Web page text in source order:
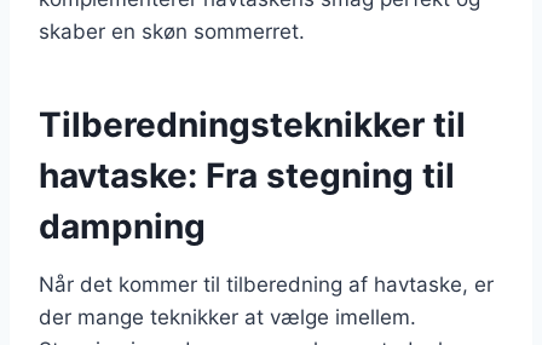
skaber en skøn sommerret.
Tilberedningsteknikker til
havtaske: Fra stegning til
dampning
Når det kommer til tilberedning af havtaske, er
der mange teknikker at vælge imellem.